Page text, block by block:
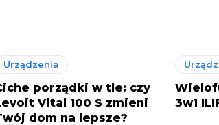
Urządzenia
porządki w tle: czy
Vital 100 S zmieni
dom na lepsze?
3w1